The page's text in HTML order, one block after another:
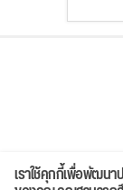
เราใช้คุกกี้เพื่อพัฒนา